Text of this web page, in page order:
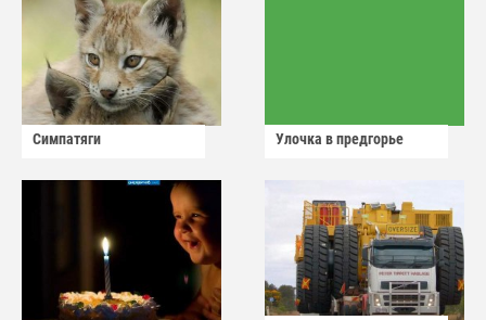
Симпатяги Улочка в предгорье